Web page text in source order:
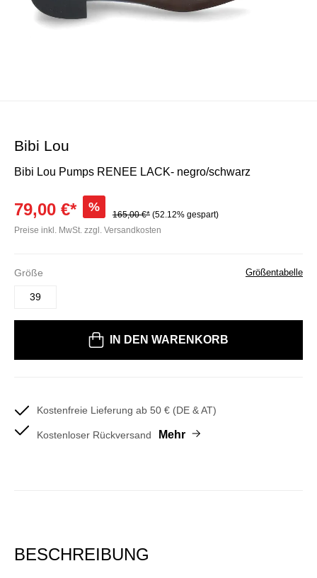
Bibi Lou
Bibi Lou Pumps RENEE LACK- negro/schwarz
79,00 €* %
165,00 €* (52.12% gespart)
Preise inkl. MwSt. zzgl. Versandkosten
Größe Größentabelle
39
IN DEN WARENKORB
Kostenfreie Lieferung ab 50 € (DE & AT)
Kostenloser Rückversand Mehr
BESCHREIBUNG